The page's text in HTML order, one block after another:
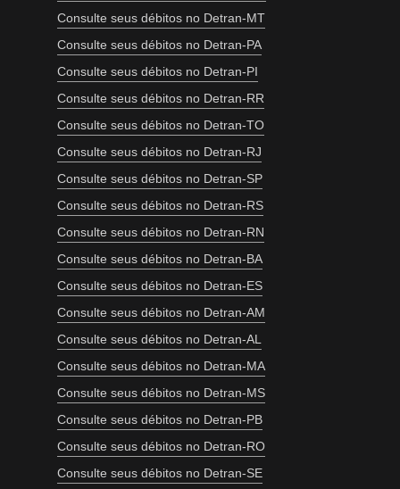
Consulte seus débitos no Detran-MT
Consulte seus débitos no Detran-PA
Consulte seus débitos no Detran-PI
Consulte seus débitos no Detran-RR
Consulte seus débitos no Detran-TO
Consulte seus débitos no Detran-RJ
Consulte seus débitos no Detran-SP
Consulte seus débitos no Detran-RS
Consulte seus débitos no Detran-RN
Consulte seus débitos no Detran-BA
Consulte seus débitos no Detran-ES
Consulte seus débitos no Detran-AM
Consulte seus débitos no Detran-AL
Consulte seus débitos no Detran-MA
Consulte seus débitos no Detran-MS
Consulte seus débitos no Detran-PB
Consulte seus débitos no Detran-RO
Consulte seus débitos no Detran-SE